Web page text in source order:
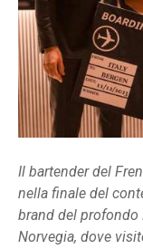
Il bartender del
nella finale del
brand del profondo
Norvegia, dove